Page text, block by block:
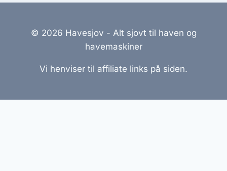
© 2026 Havesjov - Alt sjovt til haven og
havemaskiner
Vi henviser til affiliate links på siden.